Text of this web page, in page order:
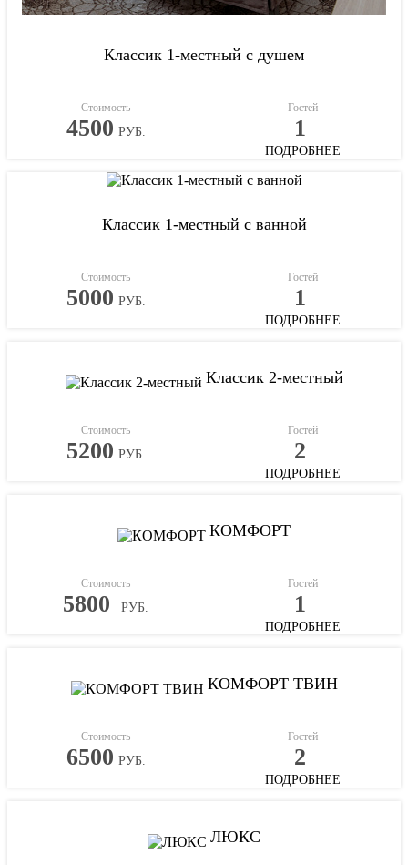
Классик 1-местный с душем
Стоимость
4500 РУБ.
Гостей
1
ПОДРОБНЕЕ
Классик 1-местный с ванной
Стоимость
5000 РУБ.
Гостей
1
ПОДРОБНЕЕ
Классик 2-местный
Стоимость
5200 РУБ.
Гостей
2
ПОДРОБНЕЕ
КОМФОРТ
Стоимость
5800 РУБ.
Гостей
1
ПОДРОБНЕЕ
КОМФОРТ ТВИН
Стоимость
6500 РУБ.
Гостей
2
ПОДРОБНЕЕ
ЛЮКС